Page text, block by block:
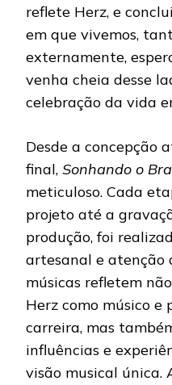
reflete Herz, e
em que vivemos,
externamente,
venha cheia desse
celebração da vida
Desde a concepção
final, Sonhando o
meticuloso. Cada
projeto até a
produção, foi
artesanal e atenção
músicas refletem
Herz como músico e
carreira, mas
influências e
visão musical única.